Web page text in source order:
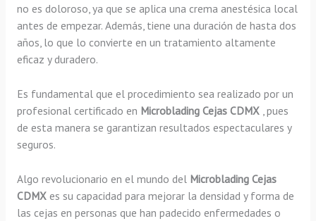
no es doloroso, ya que se aplica una crema anestésica local
antes de empezar. Además, tiene una duración de hasta dos
años, lo que lo convierte en un tratamiento altamente
eficaz y duradero.
Es fundamental que el procedimiento sea realizado por un
profesional certificado en Microblading Cejas CDMX, pues
de esta manera se garantizan resultados espectaculares y
seguros.
Algo revolucionario en el mundo del Microblading Cejas
CDMXes su capacidad para mejorar la densidad y forma de
las cejas en personas que han padecido enfermedades o